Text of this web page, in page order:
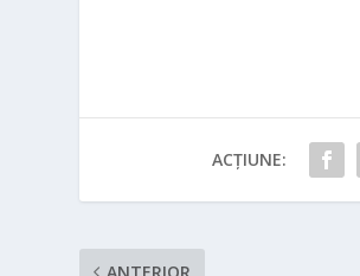
ACȚIUNE: